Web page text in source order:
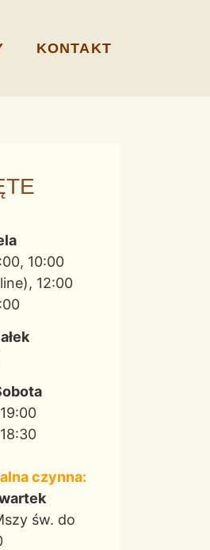
KONTAKT
10:00
12:00
czynna:
św. do